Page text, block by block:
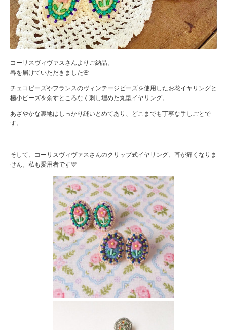
コーリスヴィヴァスさんよりご納品。
春を届けていただきました🌸
チェコビーズやフランスのヴィンテージビーズを使用したお花イヤリングと
極小ビーズを余すところなく刺し埋めた丸型イヤリング。
あざやかな裏地はしっかり縫いとめてあり、どこまでも丁寧な手しごとで
す。
そして、コーリスヴィヴァスさんのクリップ式イヤリング、耳が痛くなりま
せん。私も愛用者です💛